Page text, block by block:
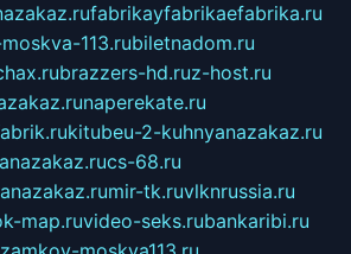
fabrikayfabrikaefabrika.ru
113.rubiletnadom.ru
brazzers-hd.ruz-host.ru
naperekate.ru
kitubeu-2-kuhnyanazakaz.ru
cs-68.ru
mir-tk.ruvlknrussia.ru
map.ruvideo-seks.rubankaribi.ru